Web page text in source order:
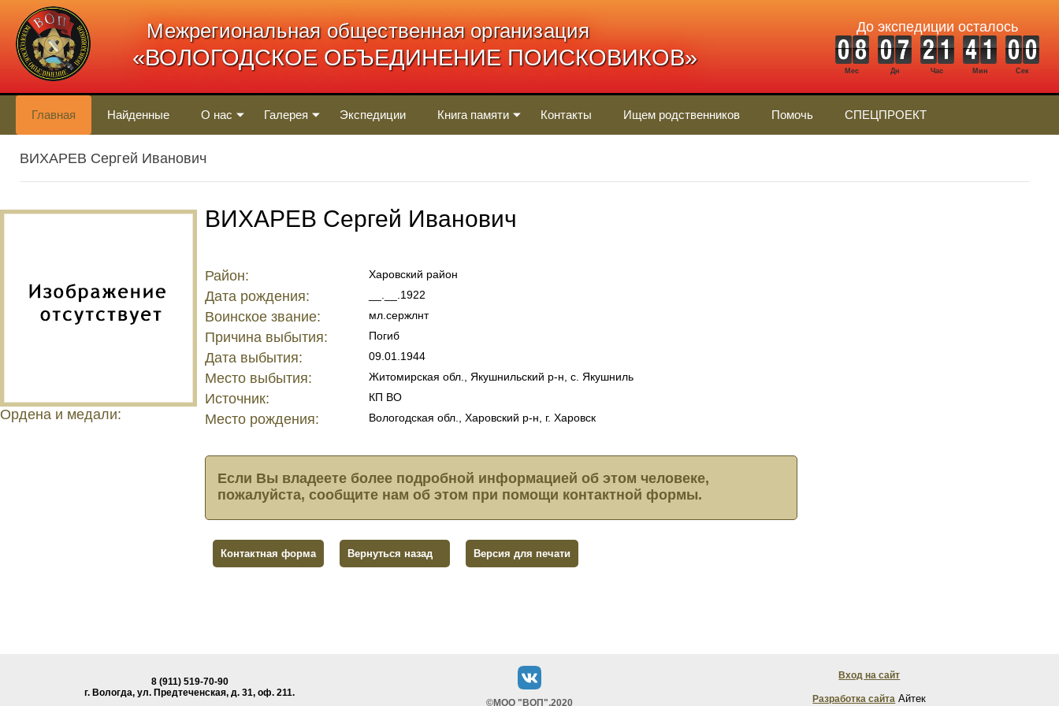
Межрегиональная общественная организация
«ВОЛОГОДСКОЕ ОБЪЕДИНЕНИЕ ПОИСКОВИКОВ»
До экспедиции осталось
Мес Дн Час Мин Сек
Главная Найденные О нас Галерея Экспедиции Книга памяти Контакты Ищем родственников Помочь СПЕЦПРОЕКТ
ВИХАРЕВ Сергей Иванович
Ордена и медали:
ВИХАРЕВ Сергей Иванович
Район: Харовский район
Дата рождения: __.__.1922
Воинское звание: мл.сержлнт
Причина выбытия: Погиб
Дата выбытия: 09.01.1944
Место выбытия: Житомирская обл., Якушнильский р-н, с. Якушниль
Источник: КП ВО
Место рождения: Вологодская обл., Харовский р-н, г. Харовск
Если Вы владеете более подробной информацией об этом человеке,
пожалуйста, сообщите нам об этом при помощи контактной формы.
Контактная форма Вернуться назад Версия для печати
8 (911) 519-70-90
г. Вологда, ул. Предтеченская, д. 31, oф. 211.
©МОО "ВОП",2020
Вход на сайт
Разработка сайта Айтек